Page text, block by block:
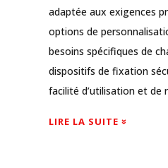
adaptée aux exigences
options de
besoins spécifiques de
dispositifs de fixation
facilité d’utilisation et de
LIRE LA SUITE